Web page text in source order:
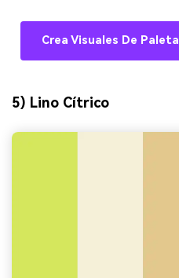
Crea Visuales De
5) Lino Cítrico